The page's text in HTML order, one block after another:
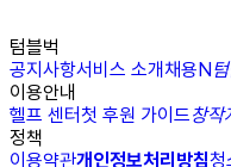
텀블벅
공지사항서비스 소개채용N
이용안내
헬프 센터첫 후원 가이드창작
정책
이용약관개인정보처리방침청